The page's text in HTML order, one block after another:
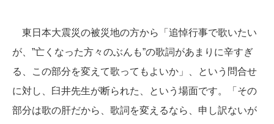
東日本大震災の被災地の方から「追悼行事で歌いたい
が、”亡くなった方々のぶんも”の歌詞があまりに辛すぎ
る、この部分を変えて歌ってもよいか」、という問合せ
に対し、臼井先生が断られた、という場面です。「その
部分は歌の肝だから、歌詞を変えるなら、申し訳ないが